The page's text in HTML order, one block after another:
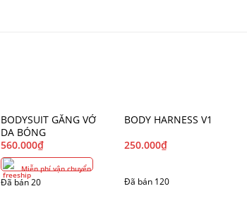
BODYSUIT GĂNG VỚ
DA BÓNG
560.000₫
Miễn phí vận chuyển
Đã bán 20
BODY HARNESS V1
250.000₫
Đã bán 120